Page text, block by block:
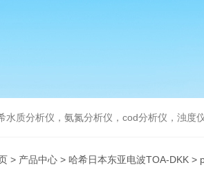
水质分析仪，氨氮分析仪，cod分析仪，浊度
> 产品中心 > 哈希日本东亚电波TOA-DKK >